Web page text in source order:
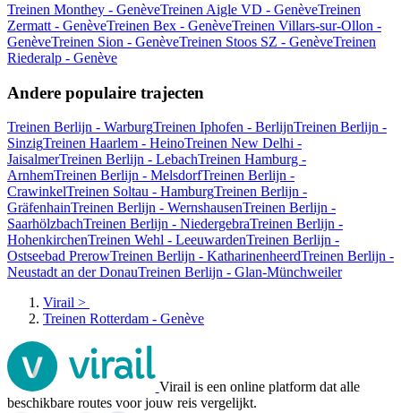
Treinen Monthey - GenèveTreinen Aigle VD - GenèveTreinen
Zermatt - GenèveTreinen Bex - GenèveTreinen Villars-sur-Ollon -
GenèveTreinen Sion - GenèveTreinen Stoos SZ - GenèveTreinen
Riederalp - Genève
Andere populaire trajecten
Treinen Berlijn - WarburgTreinen Iphofen - BerlijnTreinen Berlijn -
SinzigTreinen Haarlem - HeinoTreinen New Delhi -
JaisalmerTreinen Berlijn - LebachTreinen Hamburg -
ArnhemTreinen Berlijn - MelsdorfTreinen Berlijn -
CrawinkelTreinen Soltau - HamburgTreinen Berlijn -
GräfenhainTreinen Berlijn - WernshausenTreinen Berlijn -
SaarhölzbachTreinen Berlijn - NiedergebraTreinen Berlijn -
HohenkirchenTreinen Wehl - LeeuwardenTreinen Berlijn -
Ostseebad PrerowTreinen Berlijn - KatharinenheerdTreinen Berlijn -
Neustadt an der DonauTreinen Berlijn - Glan-Münchweiler
Virail >
Treinen Rotterdam - Genève
Virail is een online platform dat alle
beschikbare routes voor jouw reis vergelijkt.